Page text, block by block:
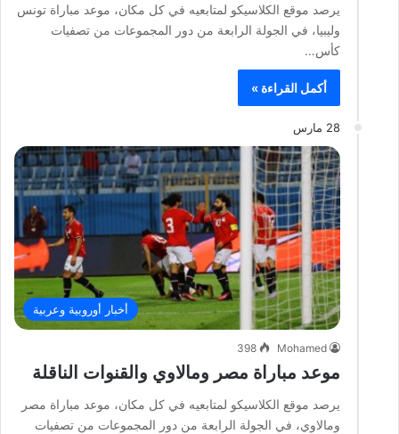
يرصد موقع الكلاسيكو لمتابعيه في كل مكان، موعد مباراة تونس
وليبيا، في الجولة الرابعة من دور المجموعات من تصفيات
كأس…
أكمل القراءة »
28 مارس
أخبار أوروبية وعربية
Mohamed
398
موعد مباراة مصر ومالاوي والقنوات الناقلة
يرصد موقع الكلاسيكو لمتابعيه في كل مكان، موعد مباراة مصر
ومالاوي، في الجولة الرابعة من دور المجموعات من تصفيات